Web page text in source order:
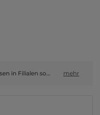
Online-Preise können von den Preisen in Filialen sowie Shop-in-Shop-Flächen abweichen. mehr